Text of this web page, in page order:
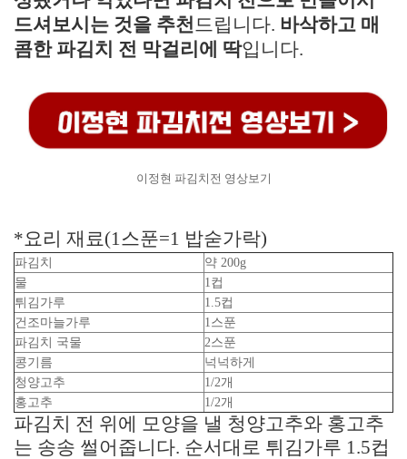
드셔보시는 것을 추천드립니다. 바삭하고 매
콤한 파김치 전 막걸리에 딱입니다.
이정현 파김치전 영상보기
*요리 재료(1스푼=1 밥숟가락)
파김치
약 200g
물
1컵
튀김가루
1.5컵
건조마늘가루
1스푼
파김치 국물
2스푼
콩기름
넉넉하게
청양고추
1/2개
홍고추
1/2개
파김치 전 위에 모양을 낼 청양고추와 홍고추
는 송송 썰어줍니다. 순서대로 튀김가루 1.5컵